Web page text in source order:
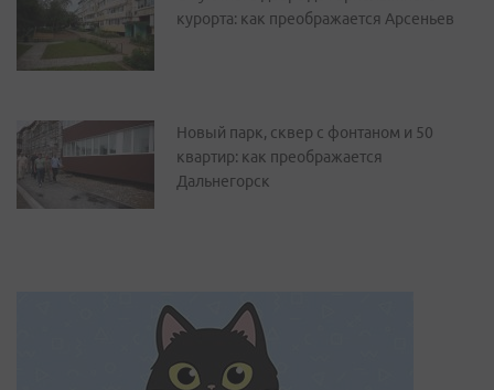
курорта: как преображается Арсеньев
Новый парк, сквер с фонтаном и 50
квартир: как преображается
Дальнегорск